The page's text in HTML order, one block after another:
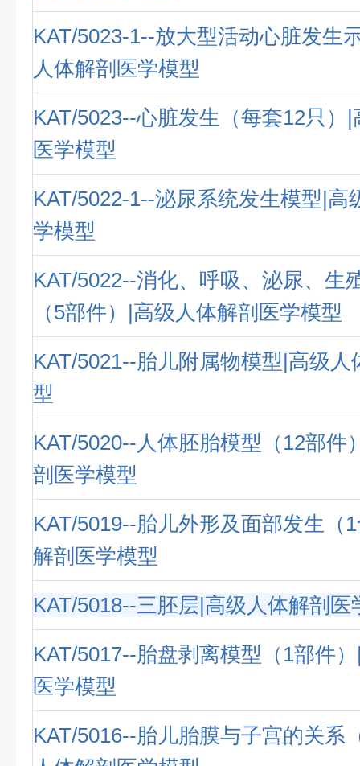
KAT/5023-1--放大型活动心脏发生
人体解剖医学模型
KAT/5023--心脏发生（每套12只）
医学模型
KAT/5022-1--泌尿系统发生模型|高
学模型
KAT/5022--消化、呼吸、泌尿、生
（5部件）|高级人体解剖医学模型
KAT/5021--胎儿附属物模型|高级人
型
KAT/5020--人体胚胎模型（12部件
剖医学模型
KAT/5019--胎儿外形及面部发生（
解剖医学模型
KAT/5018--三胚层|高级人体解剖医
KAT/5017--胎盘剥离模型（1部件
医学模型
KAT/5016--胎儿胎膜与子宫的关系